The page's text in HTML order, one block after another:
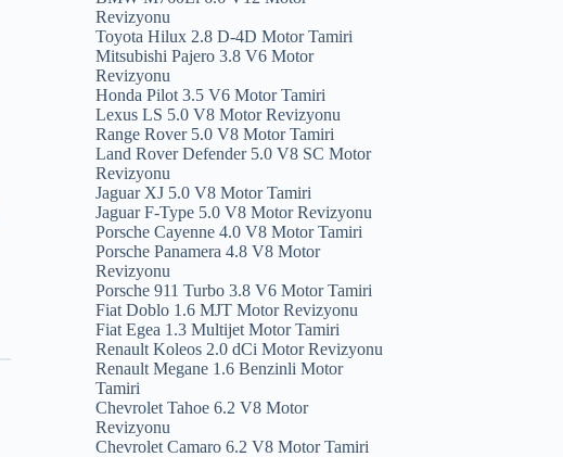
Revizyonu
Toyota Hilux 2.8 D-4D Motor Tamiri
Mitsubishi Pajero 3.8 V6 Motor
Revizyonu
Honda Pilot 3.5 V6 Motor Tamiri
Lexus LS 5.0 V8 Motor Revizyonu
Range Rover 5.0 V8 Motor Tamiri
Land Rover Defender 5.0 V8 SC Motor
Revizyonu
Jaguar XJ 5.0 V8 Motor Tamiri
Jaguar F-Type 5.0 V8 Motor Revizyonu
Porsche Cayenne 4.0 V8 Motor Tamiri
Porsche Panamera 4.8 V8 Motor
Revizyonu
Porsche 911 Turbo 3.8 V6 Motor Tamiri
Fiat Doblo 1.6 MJT Motor Revizyonu
Fiat Egea 1.3 Multijet Motor Tamiri
Renault Koleos 2.0 dCi Motor Revizyonu
Renault Megane 1.6 Benzinli Motor
Tamiri
Chevrolet Tahoe 6.2 V8 Motor
Revizyonu
Chevrolet Camaro 6.2 V8 Motor Tamiri